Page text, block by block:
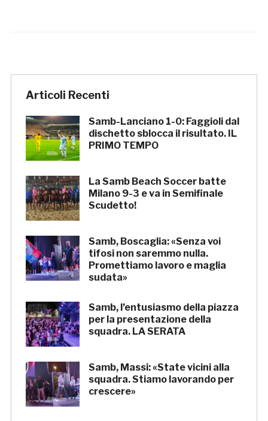
Articoli Recenti
Samb-Lanciano 1-0: Faggioli dal
dischetto sblocca il risultato. IL
PRIMO TEMPO
La Samb Beach Soccer batte
Milano 9-3 e va in Semifinale
Scudetto!
Samb, Boscaglia: «Senza voi
tifosi non saremmo nulla.
Promettiamo lavoro e maglia
sudata»
Samb, l’entusiasmo della piazza
per la presentazione della
squadra. LA SERATA
Samb, Massi: «State vicini alla
squadra. Stiamo lavorando per
crescere»